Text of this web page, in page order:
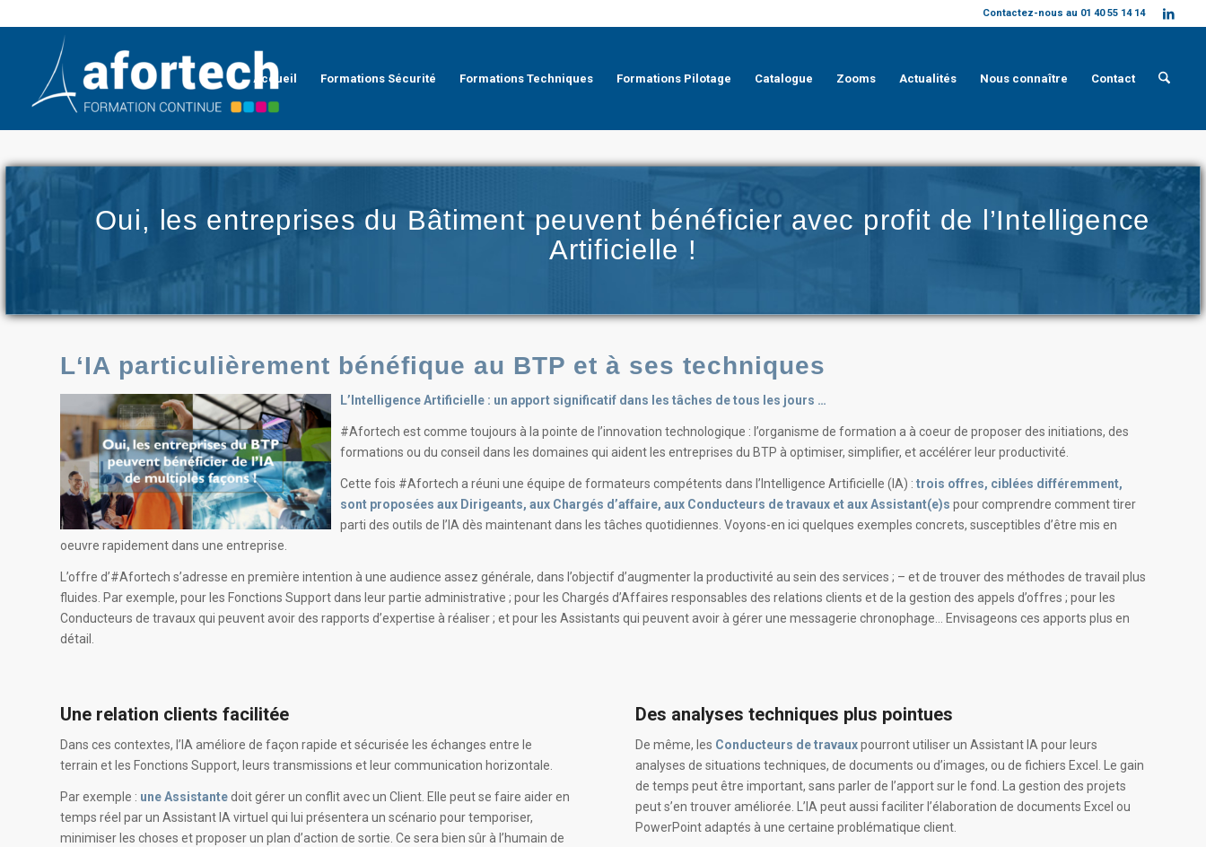
Contactez-nous au 01 40 55 14 14
Accueil Formations Sécurité Formations Techniques Formations Pilotage Catalogue Zooms Actualités Nous connaître Contact
Oui, les entreprises du Bâtiment peuvent bénéficier avec profit de l’Intelligence
Artificielle !
L‘IA particulièrement bénéfique au BTP et à ses techniques
L’Intelligence Artificielle : un apport significatif dans les tâches de tous les jours …
#Afortech est comme toujours à la pointe de l’innovation technologique : l’organisme de formation a à coeur de proposer des initiations, des
formations ou du conseil dans les domaines qui aident les entreprises du BTP à optimiser, simplifier, et accélérer leur productivité.
Cette fois #Afortech a réuni une équipe de formateurs compétents dans l’Intelligence Artificielle (IA) : trois offres, ciblées différemment,
sont proposées aux Dirigeants, aux Chargés d’affaire, aux Conducteurs de travaux et aux Assistant(e)s pour comprendre comment tirer
parti des outils de l’IA dès maintenant dans les tâches quotidiennes. Voyons-en ici quelques exemples concrets, susceptibles d’être mis en
oeuvre rapidement dans une entreprise.
L’offre d’#Afortech s’adresse en première intention à une audience assez générale, dans l’objectif d’augmenter la productivité au sein des services ; – et de trouver des méthodes de travail plus
fluides. Par exemple, pour les Fonctions Support dans leur partie administrative ; pour les Chargés d’Affaires responsables des relations clients et de la gestion des appels d’offres ; pour les
Conducteurs de travaux qui peuvent avoir des rapports d’expertise à réaliser ; et pour les Assistants qui peuvent avoir à gérer une messagerie chronophage… Envisageons ces apports plus en
détail.
Une relation clients facilitée
Dans ces contextes, l’IA améliore de façon rapide et sécurisée les échanges entre le
terrain et les Fonctions Support, leurs transmissions et leur communication horizontale.
Par exemple : une Assistantedoit gérer un conflit avec un Client. Elle peut se faire aider en
temps réel par un Assistant IA virtuel qui lui présentera un scénario pour temporiser,
minimiser les choses et proposer un plan d’action de sortie. Ce sera bien sûr à l’humain de
Des analyses techniques plus pointues
De même, les Conducteurs de travauxpourront utiliser un Assistant IA pour leurs
analyses de situations techniques, de documents ou d’images, ou de fichiers Excel. Le gain
de temps peut être important, sans parler de l’apport sur le fond. La gestion des projets
peut s’en trouver améliorée. L’IA peut aussi faciliter l’élaboration de documents Excel ou
PowerPoint adaptés à une certaine problématique client.